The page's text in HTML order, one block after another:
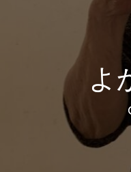
よ